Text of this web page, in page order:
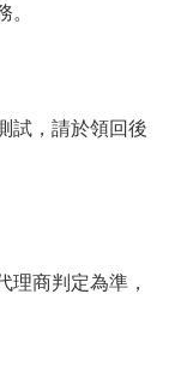
。
試，請於領回後
理商判定為準，